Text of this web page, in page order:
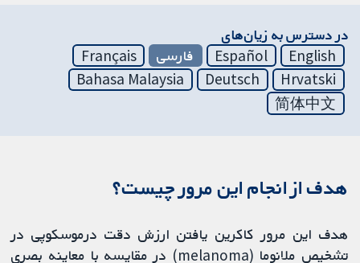
در دسترس به زیان‌های
English
Español فارسی
Français
Hrvatski
Deutsch
Bahasa Malaysia
简体中文
هدف از انجام این مرور چیست؟
هدف این مرور کاکرین یافتن ارزش دقت درموسکوپی در
تشخیص ملانوما (melanoma) در مقایسه با معاینه بصری